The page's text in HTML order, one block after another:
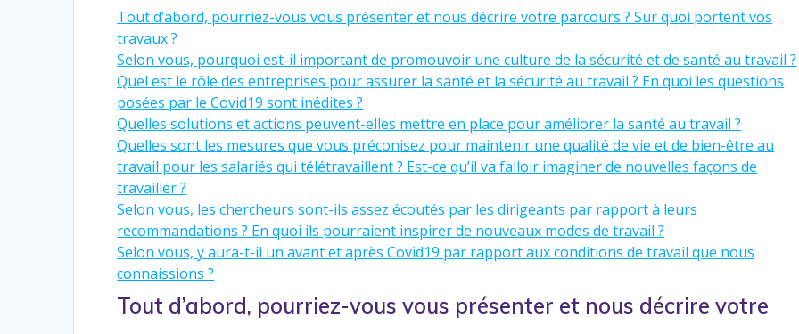
Tout d’abord, pourriez-vous vous présenter et nous décrire votre parcours ? Sur quoi portent vos
travaux ?
Selon vous, pourquoi est-il important de promouvoir une culture de la sécurité et de santé au travail ?
Quel est le rôle des entreprises pour assurer la santé et la sécurité au travail ? En quoi les questions
posées par le Covid19 sont inédites ?
Quelles solutions et actions peuvent-elles mettre en place pour améliorer la santé au travail ?
Quelles sont les mesures que vous préconisez pour maintenir une qualité de vie et de bien-être au
travail pour les salariés qui télétravaillent ? Est-ce qu’il va falloir imaginer de nouvelles façons de
travailler ?
Selon vous, les chercheurs sont-ils assez écoutés par les dirigeants par rapport à leurs
recommandations ? En quoi ils pourraient inspirer de nouveaux modes de travail ?
Selon vous, y aura-t-il un avant et après Covid19 par rapport aux conditions de travail que nous
connaissions ?
Tout d’abord, pourriez-vous vous présenter et nous décrire votre